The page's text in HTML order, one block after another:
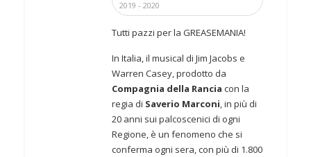
2019 - 2020
Tutti pazzi per la GREASEMANIA!
In Italia, il musical di Jim Jacobs e
Warren Casey, prodotto da
Compagnia della Rancia con la
regia di Saverio Marconi, in più di
20 anni sui palcoscenici di ogni
Regione, è un fenomeno che si
conferma ogni sera, con più di 1.800